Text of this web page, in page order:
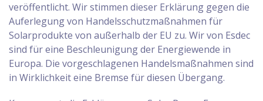
veröffentlicht. Wir stimmen dieser Erklärung gegen die
Auferlegung von Handelsschutzmaßnahmen für
Solarprodukte von außerhalb der EU zu. Wir von Esdec
sind für eine Beschleunigung der Energiewende in
Europa. Die vorgeschlagenen Handelsmaßnahmen sind
in Wirklichkeit eine Bremse für diesen Übergang.